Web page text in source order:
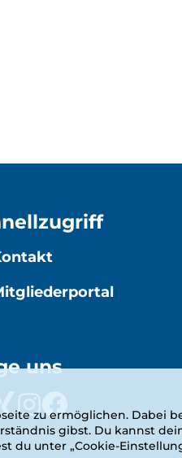
zu ermöglichen.
gibst. Du kannst
du unter „Cookie-
uns